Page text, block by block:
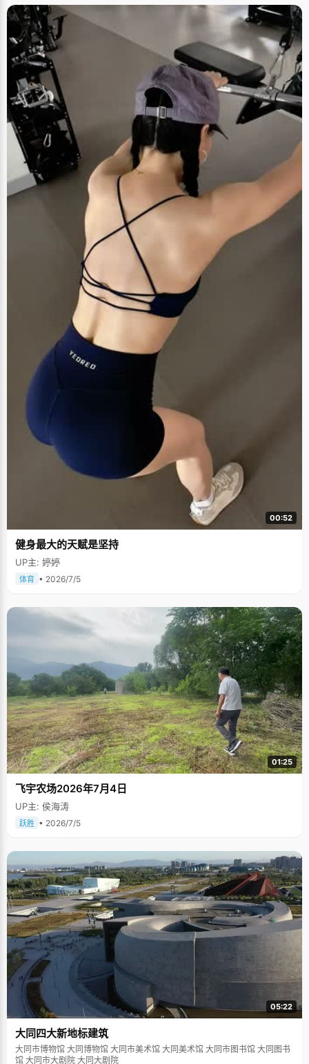
00:52
健身最大的天赋是坚持
UP主: 婷婷
体育 • 2026/7/5
01:25
飞宇农场2026年7月4日
UP主: 侯海涛
跃胜 • 2026/7/5
05:22
大同四大新地标建筑
大同市博物馆 大同博物馆 大同市美术馆 大同美术馆 大同市图书馆 大同图书
馆 大同市大剧院 大同大剧院